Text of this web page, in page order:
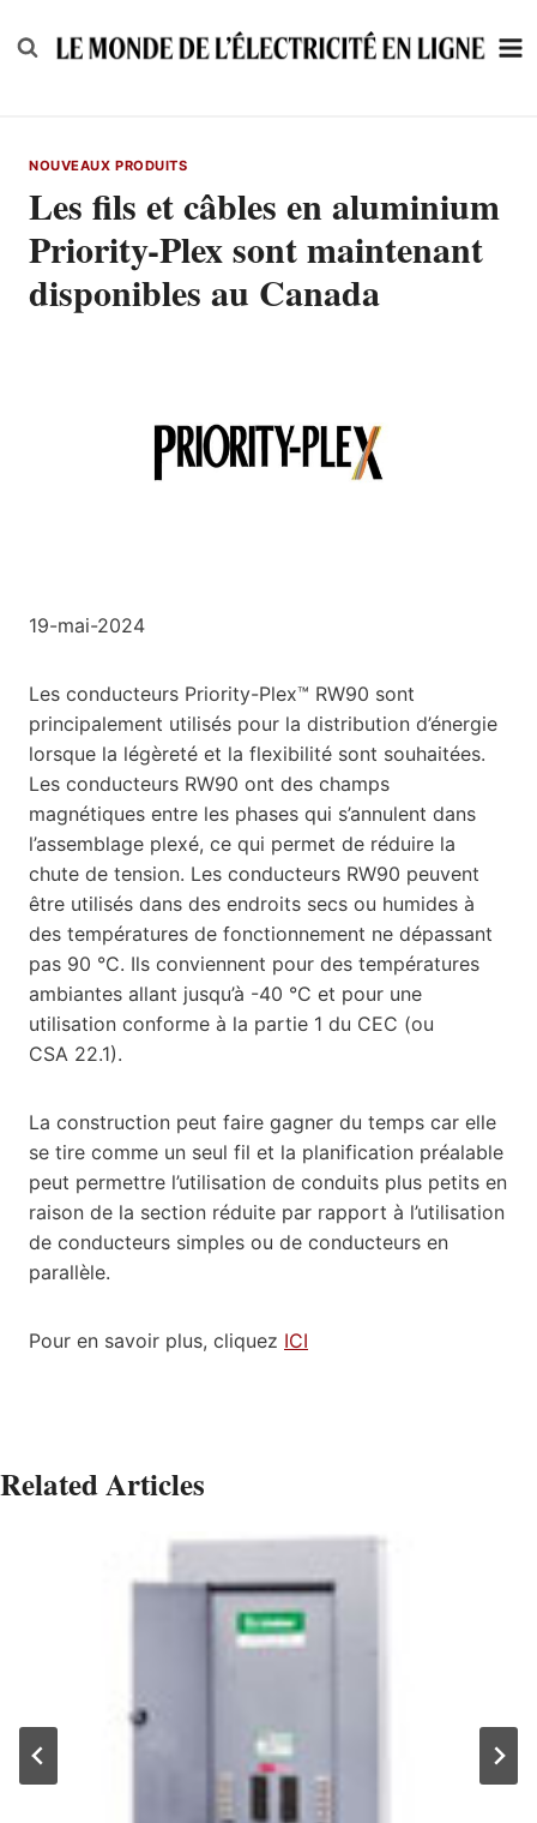
to
NOUVEAUX PRODUITS
Les fils et câbles en aluminium
Priority-Plex sont maintenant
disponibles au Canada
19-mai-2024
Les conducteurs Priority-Plex™ RW90 sont
principalement utilisés pour la distribution d’énergie
lorsque la légèreté et la flexibilité sont souhaitées.
Les conducteurs RW90 ont des champs
magnétiques entre les phases qui s’annulent dans
l’assemblage plexé, ce qui permet de réduire la
chute de tension. Les conducteurs RW90 peuvent
être utilisés dans des endroits secs ou humides à
des températures de fonctionnement ne dépassant
pas 90 °C. Ils conviennent pour des températures
ambiantes allant jusqu’à -40 °C et pour une
utilisation conforme à la partie 1 du CEC (ou
CSA 22.1).
La construction peut faire gagner du temps car elle
se tire comme un seul fil et la planification préalable
peut permettre l’utilisation de conduits plus petits en
raison de la section réduite par rapport à l’utilisation
de conducteurs simples ou de conducteurs en
parallèle.
Pour en savoir plus, cliquez ICI
Related Articles